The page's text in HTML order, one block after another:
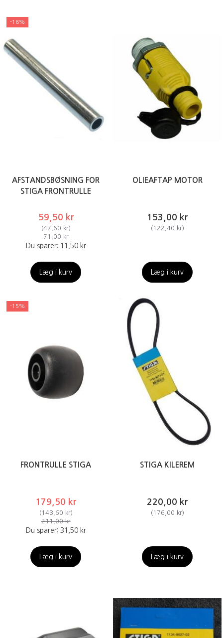
-16%
AFSTANDSBØSNING FOR
STIGA FRONTRULLE
59,50 kr
(47,60 kr)
71,00 kr
Du sparer: 11,50 kr
Læg i kurv
OLIEAFTAP MOTOR
153,00 kr
( 122,40 kr)
Læg i kurv
-15%
FRONTRULLE STIGA
179,50 kr
(143,60 kr)
211,00 kr
Du sparer: 31,50 kr
Læg i kurv
STIGA KILEREM
220,00 kr
(176,00 kr)
Læg i kurv